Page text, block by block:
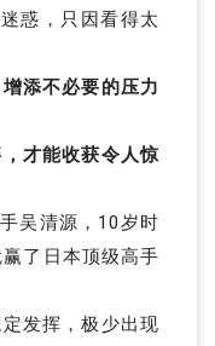
惑，只因看得太
添不必要的压力
才能收获令人惊
吴清源，10岁时
了日本顶级高手
发挥，极少出现